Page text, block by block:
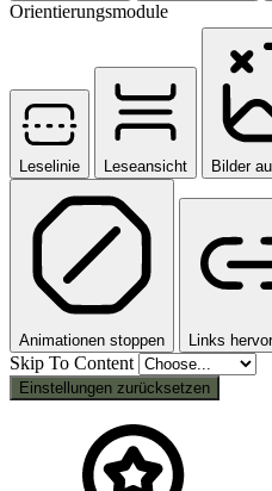
Orientierungsmodule
Leselinie Leseansicht Bilder
Animationen stoppen Links
Skip To Content
Einstellungen zurücksetzen